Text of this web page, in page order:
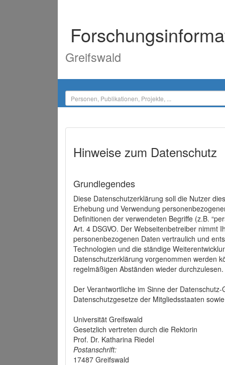
Greifswald
Hinweise zum Datenschutz
Grundlegendes
Diese Datenschutzerklärung soll die Nutzer
Erhebung und Verwendung
Definitionen der verwendeten Begriffe (z.B.
Art. 4 DSGVO. Der Webseitenbetreiber nimmt
personenbezogenen Daten vertraulich und
Technologien und die ständige
Datenschutzerklärung vorgenommen werden
regelmäßigen Abständen wieder durchzulesen.
Der Verantwortliche im Sinne der
Datenschutzgesetze der Mitgliedsstaaten
Universität Greifswald
Gesetzlich vertreten durch die Rektorin
Prof. Dr. Katharina Riedel
Postanschrift:
17487 Greifswald